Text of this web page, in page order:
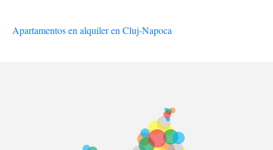
Apartamentos en alquiler en Cluj-Napoca